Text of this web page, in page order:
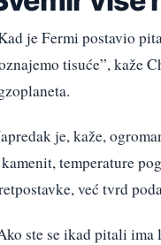
je Fermi postavio
tisuće”, kaže
je, kaže,
temperature
već tvrd
ste se ikad pitali ima